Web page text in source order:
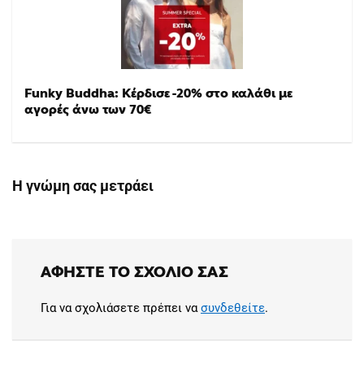
Funky Buddha: Κέρδισε -20% στο καλάθι με
αγορές άνω των 70€
Η γνώμη σας μετράει
ΑΦΉΣΤΕ ΤΟ ΣΧΌΛΙΟ ΣΑΣ
Για να σχολιάσετε πρέπει νασυνδεθείτε.